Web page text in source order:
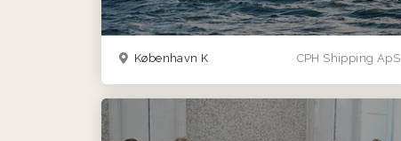
CPH Shipping ApS
København K